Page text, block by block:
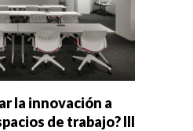
la innovación a
de trabajo? III